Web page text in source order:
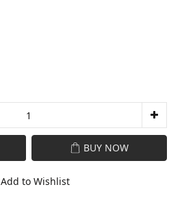
BUY NOW
Add to Wishlist